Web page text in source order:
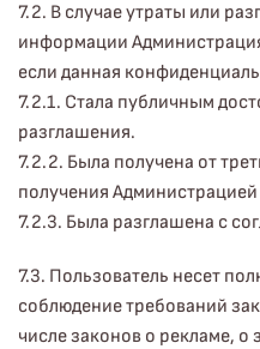
7.2. В случае утраты или
информации
если данная
7.2.1. Стала публичным
разглашения.
7.2.2. Была получена от
получения Администрацией
7.2.3. Была разглашена с
7.3. Пользователь несет
соблюдение требований
числе законов о рекламе,